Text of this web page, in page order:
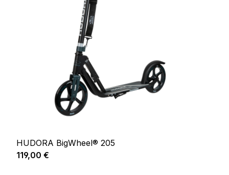
HUDORA BigWheel® 205
Prix régulier :
119,00 €